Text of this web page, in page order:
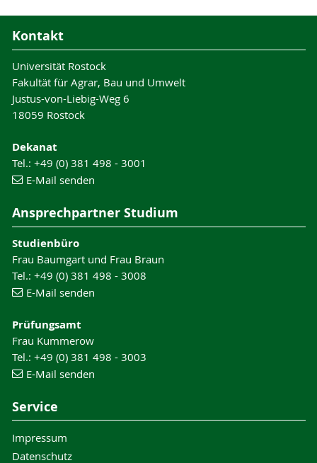
Kontakt
Universität Rostock
Fakultät für Agrar, Bau und Umwelt
Justus-von-Liebig-Weg 6
18059 Rostock
Dekanat
Tel.: +49 (0) 381 498 - 3001
E-Mail senden
Ansprechpartner Studium
Studienbüro
Frau Baumgart und Frau Braun
Tel.: +49 (0) 381 498 - 3008
E-Mail senden
Prüfungsamt
Frau Kummerow
Tel.: +49 (0) 381 498 - 3003
E-Mail senden
Service
Impressum
Datenschutz